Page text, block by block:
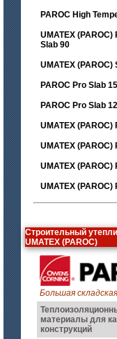
PAROC High
UMATEX (PAROC)
Slab 90
UMATEX (PAROC)
PAROC Pro Slab
PAROC Pro Slab
UMATEX (PAROC)
UMATEX (PAROC)
UMATEX (PAROC)
UMATEX (PAROC)
Строительный
UMATEX (PAROC)
Большая
материалы для
конструкций